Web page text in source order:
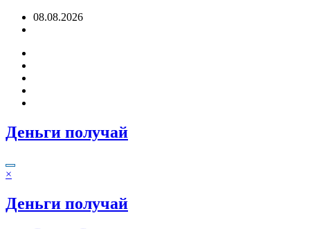
Перейти08.08.2026
Деньги получай
×
Деньги получай